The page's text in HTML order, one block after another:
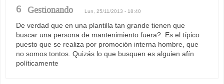
6 Gestionando Lun, 25/11/2013 - 18:40
De verdad que en una plantilla tan grande tienen que
buscar una persona de mantenimiento fuera?. Es el típico
puesto que se realiza por promoción interna hombre, que
no somos tontos. Quizás lo que busquen es alguien afín
políticamente